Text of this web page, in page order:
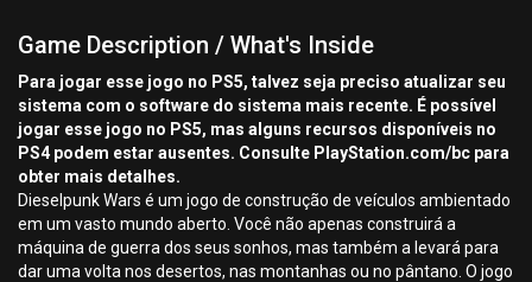
Game Description / What's Inside
Para jogar esse jogo no PS5, talvez seja preciso atualizar seu
sistema com o software do sistema mais recente. É possível
jogar esse jogo no PS5, mas alguns recursos disponíveis no
PS4 podem estar ausentes. Consulte PlayStation.com/bc para
obter mais detalhes.
Dieselpunk Wars é um jogo de construção de veículos ambientado
em um vasto mundo aberto. Você não apenas construirá a
máquina de guerra dos seus sonhos, mas também a levará para
dar uma volta nos desertos, nas montanhas ou no pântano. O jogo